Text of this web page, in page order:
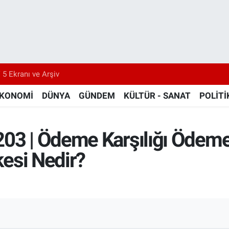
5 Ekranı ve Arşiv
DÜNYA GÜNDEM KÜLTÜR - SANAT
| Ödeme Karşılığı
Nedir?